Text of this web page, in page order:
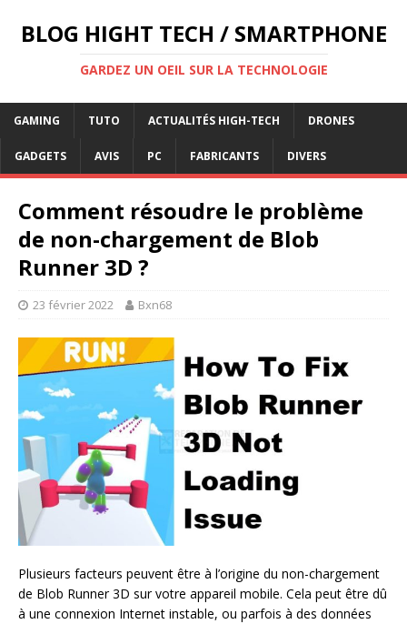
BLOG HIGHT TECH / SMARTPHONE
GARDEZ UN OEIL SUR LA TECHNOLOGIE
GAMING TUTO ACTUALITÉS HIGH-TECH DRONES
GADGETS AVIS PC FABRICANTS DIVERS
Comment résoudre le problème
de non-chargement de Blob
Runner 3D ?
23 février 2022 Bxn68
Plusieurs facteurs peuvent être à l’origine du non-chargement
de Blob Runner 3D sur votre appareil mobile. Cela peut être dû
à une connexion Internet instable, ou parfois à des données